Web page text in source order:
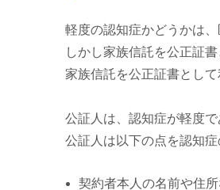
軽度の認知症かどうかは
しかし家族信託を公正証
家族信託を公正証書とし
公証人は、認知症が軽度
公証人は以下の点を認知
契約者本人の名前や住